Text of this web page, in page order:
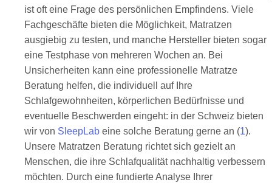
ist oft eine Frage des persönlichen Empfindens. Viele
Fachgeschäfte bieten die Möglichkeit, Matratzen
ausgiebig zu testen, und manche Hersteller bieten sogar
eine Testphase von mehreren Wochen an. Bei
Unsicherheiten kann eine professionelle Matratze
Beratung helfen, die individuell auf Ihre
Schlafgewohnheiten, körperlichen Bedürfnisse und
eventuelle Beschwerden eingeht: in der Schweiz bieten
wir von SleepLab eine solche Beratung gerne an (1).
Unsere Matratzen Beratung richtet sich gezielt an
Menschen, die ihre Schlafqualität nachhaltig verbessern
möchten. Durch eine fundierte Analyse Ihrer